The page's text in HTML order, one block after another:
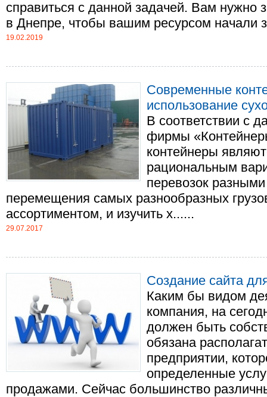
справиться с данной задачей. Вам нужно
в Днепре, чтобы вашим ресурсом начали
19.02.2019
Современные
использование
В соответствии с
фирмы
контейнеры
рациональным
перевозок
перемещения самых разнообразных
ассортиментом, и изучить х......
29.07.2017
Создание сайта
Каким бы видом
компания, на
должен быть
обязана
предприятии,
определенные
продажами. Сейчас большинство